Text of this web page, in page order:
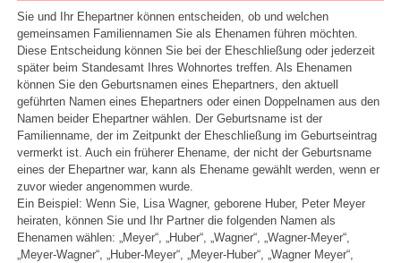
Sie und Ihr Ehepartner können entscheiden, ob und welchen
gemeinsamen Familiennamen Sie als Ehenamen führen möchten.
Diese Entscheidung können Sie bei der Eheschließung oder jederzeit
später beim Standesamt Ihres Wohnortes treffen. Als Ehenamen
können Sie den Geburtsnamen eines Ehepartners, den aktuell
geführten Namen eines Ehepartners oder einen Doppelnamen aus den
Namen beider Ehepartner wählen. Der Geburtsname ist der
Familienname, der im Zeitpunkt der Eheschließung im Geburtseintrag
vermerkt ist. Auch ein früherer Ehename, der nicht der Geburtsname
eines der Ehepartner war, kann als Ehename gewählt werden, wenn er
zuvor wieder angenommen wurde.
Ein Beispiel: Wenn Sie, Lisa Wagner, geborene Huber, Peter Meyer
heiraten, können Sie und Ihr Partner die folgenden Namen als
Ehenamen wählen: „Meyer“, „Huber“, „Wagner“, „Wagner-Meyer“,
„Meyer-Wagner“, „Huber-Meyer“, „Meyer-Huber“, „Wagner Meyer“,